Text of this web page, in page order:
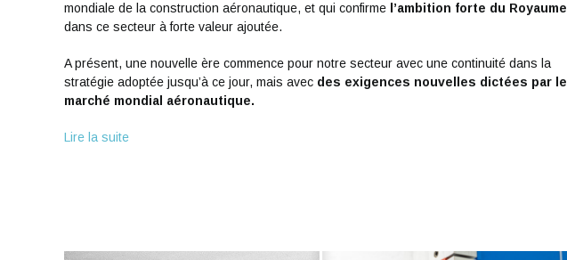
mondiale de la construction aéronautique, et qui confirme l’ambition forte du Royaume
dans ce secteur à forte valeur ajoutée.
A présent, une nouvelle ère commence pour notre secteur avec une continuité dans la
stratégie adoptée jusqu’à ce jour, mais avec des exigences nouvelles dictées par le
marché mondial aéronautique.
Lire la suite